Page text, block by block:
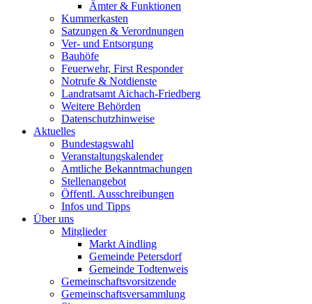
Ämter & Funktionen
Kummerkasten
Satzungen & Verordnungen
Ver- und Entsorgung
Bauhöfe
Feuerwehr, First Responder
Notrufe & Notdienste
Landratsamt Aichach-Friedberg
Weitere Behörden
Datenschutzhinweise
Aktuelles
Bundestagswahl
Veranstaltungskalender
Amtliche Bekanntmachungen
Stellenangebot
Öffentl. Ausschreibungen
Infos und Tipps
Über uns
Mitglieder
Markt Aindling
Gemeinde Petersdorf
Gemeinde Todtenweis
Gemeinschaftsvorsitzende
Gemeinschaftsversammlung